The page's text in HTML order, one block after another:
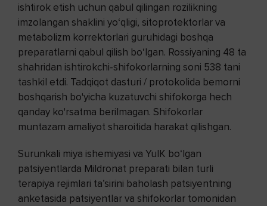
ishtirok etish uchun qabul qilingan rozilikning
imzolangan shaklini yo‘qligi, sitoprotektorlar va
metabolizm korrektorlari guruhidagi boshqa
preparatlarni qabul qilish bo‘lgan. Rossiyaning 48 ta
shahridan ishtirokchi-shifokorlarning soni 538 tani
tashkil etdi. Tadqiqot dasturi / protokolida bemorni
boshqarish bo'yicha kuzatuvchi shifokorga hech
qanday ko'rsatma berilmagan. Shifokorlar
muntazam amaliyot sharoitida harakat qilishgan.
Surunkali miya ishemiyasi va YuIK bo‘lgan
patsiyentlarda Mildronat preparati bilan turli
terapiya rejimlari ta’sirini baholash patsiyentning
anketasida patsiyentlar va shifokorlar tomonidan